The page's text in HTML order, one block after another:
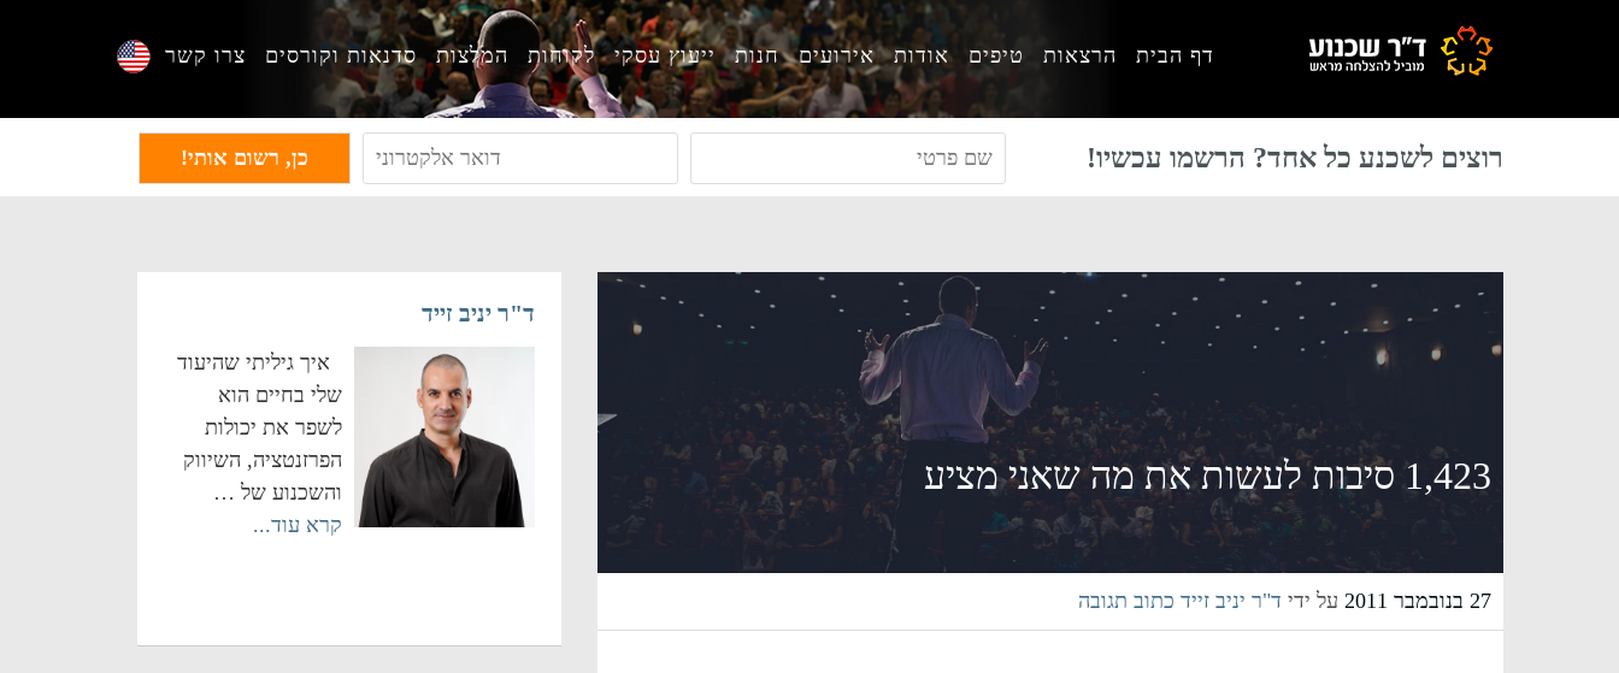
דף הבית הרצאות טיפים אודות אירועים חנות ייעוץ עסקי לקוחות המלצות סדנאות וקורסים צרו קשר
רוצים לשכנע כל אחד? הרשמו עכשיו!
1,423 סיבות לעשות את מה שאני מציע
27 בנובמבר 2011 על ידי ד"ר יניב זייד כתוב תגובה
ד"ר יניב זייד
איך גיליתי שהיעוד
שלי בחיים הוא
לשפר את יכולות
הפרזנטציה, השיווק
והשכנוע של …
קרא עוד...